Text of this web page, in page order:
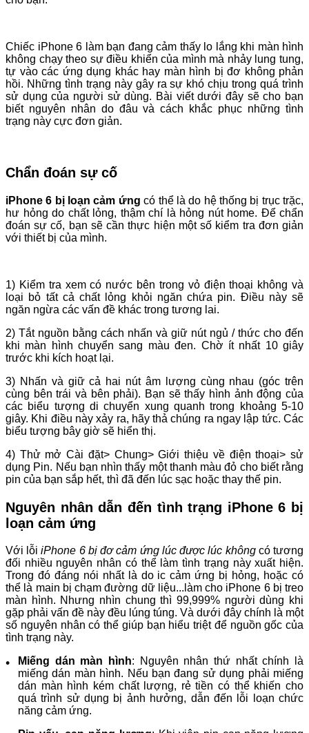
Chiếc iPhone 6 làm bạn đang cảm thấy lo lắng khi màn hình
không chạy theo sự điều khiển của mình mà nhảy lung tung,
tự vào các ứng dụng khác hay màn hình bị đơ không phản
hồi. Những tình trạng này gây ra sự khó chịu trong quá trình
sử dụng của người sử dùng. Bài viết dưới đây sẽ cho bạn
biết nguyên nhân do đâu và cách khắc phục những tình
trạng này cực đơn giản.
Chẩn đoán sự cố
iPhone 6 bị loạn cảm ứng có thể là do hệ thống bị trục trặc,
hư hỏng do chất lỏng, thậm chí là hỏng nút home. Để chẩn
đoán sự cố, bạn sẽ cần thực hiện một số kiểm tra đơn giản
với thiết bị của mình.
1) Kiểm tra xem có nước bên trong vỏ điện thoại không và
loại bỏ tất cả chất lỏng khỏi ngăn chứa pin. Điều này sẽ
ngăn ngừa các vấn đề khác trong tương lai.
2) Tắt nguồn bằng cách nhấn và giữ nút ngủ / thức cho đến
khi màn hình chuyển sang màu đen. Chờ ít nhất 10 giây
trước khi kích hoạt lại.
3) Nhấn và giữ cả hai nút âm lượng cùng nhau (góc trên
cùng bên trái và bên phải). Bạn sẽ thấy hình ảnh động của
các biểu tượng di chuyển xung quanh trong khoảng 5-10
giây. Khi điều này xảy ra, hãy thả chúng ra ngay lập tức. Các
biểu tượng bây giờ sẽ hiển thị.
4) Thử mở Cài đặt> Chung> Giới thiệu về điện thoại> sử
dụng Pin. Nếu bạn nhìn thấy một thanh màu đỏ cho biết rằng
pin của bạn sắp hết, thì đã đến lúc sạc hoặc thay thế pin.
Nguyên nhân dẫn đến tình trạng iPhone 6 bị
loạn cảm ứng
Với lỗiiPhone 6 bị đơ cảm ứng lúc được lúc khôngcó tương
đối nhiều nguyên nhân có thể làm tình trạng này xuất hiện.
Trong đó đáng nói nhất là do ic cảm ứng bị hỏng, hoặc có
thể là main bị chạm đường dữ liệu...làm cho iPhone 6 bị treo
màn hình. Nhưng nhìn chung thì 99,999% người dùng khi
gặp phải vấn đề này đều lúng túng. Và dưới đây chính là một
số nguyên nhân có thể giúp bạn hiểu triệt để nguồn gốc của
tình trạng này.
Miếng dán màn hình: Nguyên nhân thứ nhất chính là
miếng dán màn hình. Nếu bạn đang sử dụng phải miếng
dán màn hình kém chất lượng, rẻ tiền có thể khiến cho
quá trình sử dụng bị ảnh hưởng, dẫn đến lỗi loạn chức
năng cảm ứng.